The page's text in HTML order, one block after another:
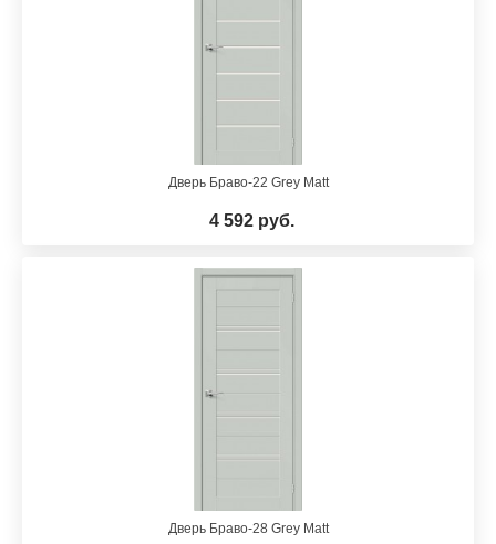
Дверь Браво-22 Grey Matt
4 592 руб.
Дверь Браво-28 Grey Matt